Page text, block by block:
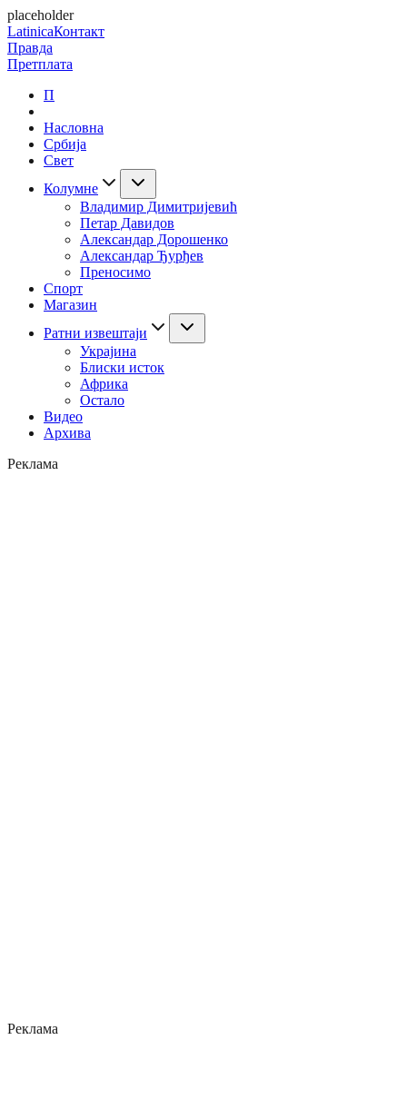
placeholder
LatinicaКонтакт
Правда
Претплата
П
Насловна
Србија
Свет
Колумне
Владимир Димитријевић
Петар Давидов
Александар Дорошенко
Александар Ђурђев
Преносимо
Спорт
Магазин
Ратни извештаји
Украјина
Блиски исток
Африка
Остало
Видео
Архива
Реклама
Реклама